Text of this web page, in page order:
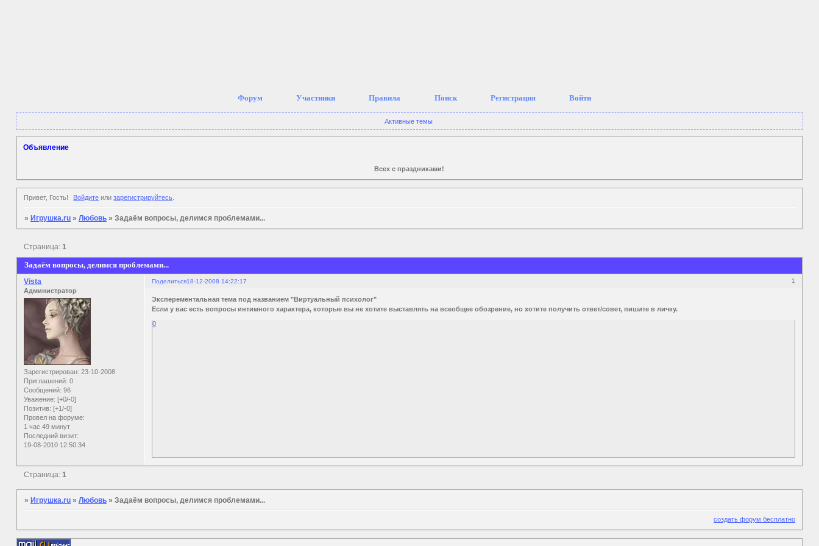
Форум Участники Правила Поиск Регистрация Войти
Активные темы
Объявление
Всех с праздниками!
Привет, Гость! Войдите илизарегистрируйтесь
» Игрушка.ru » Любовь » Задаём вопросы, делимся проблемами...
Задаём вопросы, делимся проблемами...
Страница: 1
Поделиться 1
18-12-2008 14:22:17
Vista
Администратор
Зарегистрирован: 23-10-2008
Приглашений: 0
Сообщений: 96
Уважение: [+0/-0]
Позитив: [+1/-0]
Провел на форуме:
1 час 49 минут
Последний визит:
19-08-2010 12:50:34
Эксперементальная тема под названием "Виртуальный психолог"
Если у вас есть вопросы интимного характера, которые вы не хотите выставлять на всеобщее обозрение, но хотите получить ответ/совет, пишите в личку.
0
Страница: 1
» Игрушка.ru » Любовь » Задаём вопросы, делимся проблемами...
создать форум бесплатно